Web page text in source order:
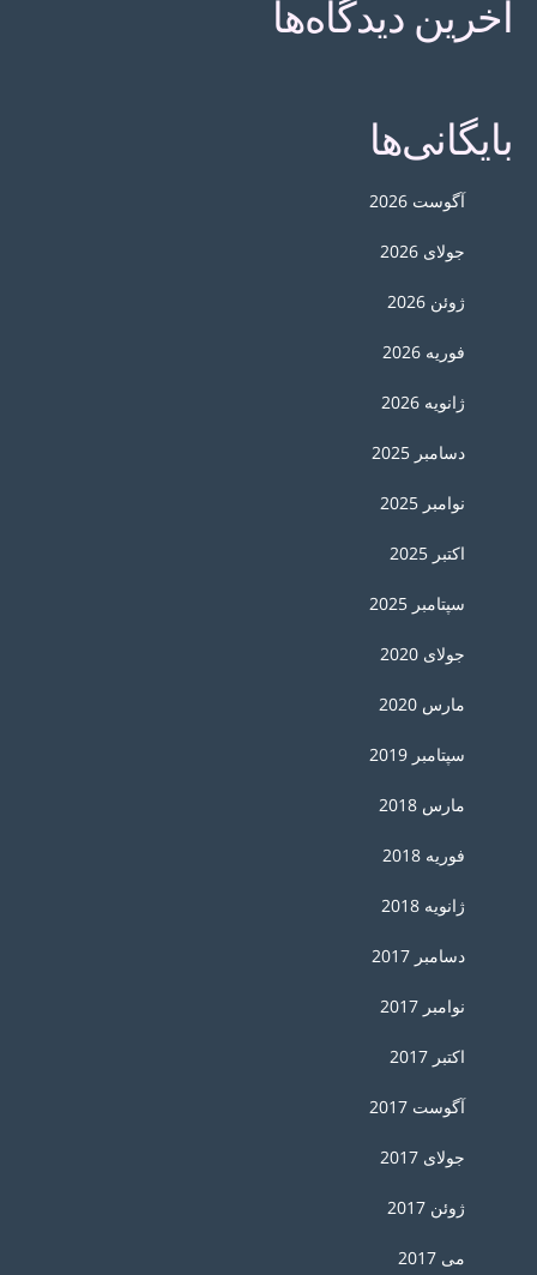
بایگانی‌ها
آگوست 2026
جولای 2026
ژوئن 2026
فوریه 2026
ژانویه 2026
دسامبر 2025
نوامبر 2025
اکتبر 2025
سپتامبر 2025
جولای 2020
مارس 2020
سپتامبر 2019
مارس 2018
فوریه 2018
ژانویه 2018
دسامبر 2017
نوامبر 2017
اکتبر 2017
آگوست 2017
جولای 2017
ژوئن 2017
می 2017